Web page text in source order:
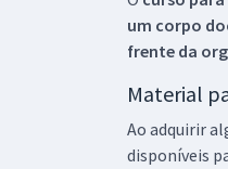
um corpo
frente da
Material
Ao adquirir
disponíveis